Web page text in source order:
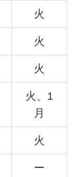
火
火
火
火、1
月
火
ー